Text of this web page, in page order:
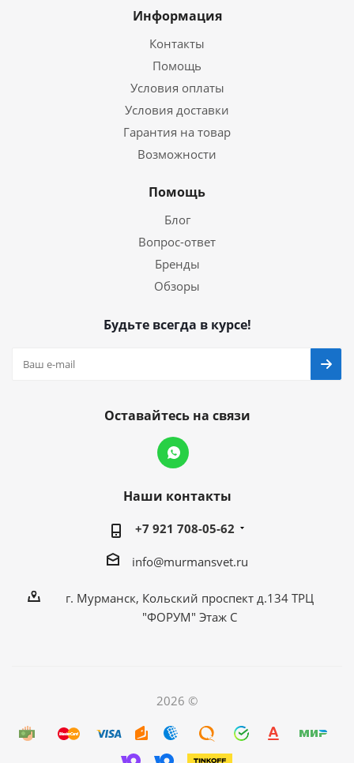
Информация
Контакты
Помощь
Условия оплаты
Условия доставки
Гарантия на товар
Возможности
Помощь
Блог
Вопрос-ответ
Бренды
Обзоры
Будьте всегда в курсе!
Оставайтесь на связи
Наши контакты
+7 921 708-05-62
info@murmansvet.ru
г. Мурманск, Кольский проспект д.134 ТРЦ
"ФОРУМ" Этаж С
2026 ©